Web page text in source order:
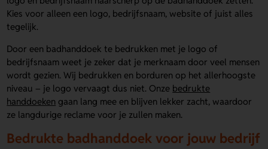
Kies voor alleen een logo, bedrijfsnaam, website of juist alles
tegelijk.
Door een badhanddoek te bedrukken met je logo of
bedrijfsnaam weet je zeker dat je merknaam door veel mensen
wordt gezien. Wij bedrukken en borduren op het allerhoogste
niveau – je logo vervaagt dus niet. Onze bedrukte
handdoeken gaan lang mee en blijven lekker zacht, waardoor
ze langdurige reclame voor je zullen maken.
Bedrukte badhanddoek voor jouw bedrijf